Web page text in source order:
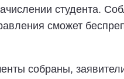
студента.
сможет
собраны,